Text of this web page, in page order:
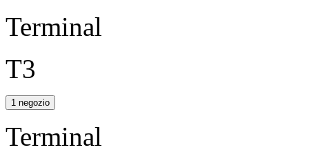
Terminal
T3
1 negozio
Terminal